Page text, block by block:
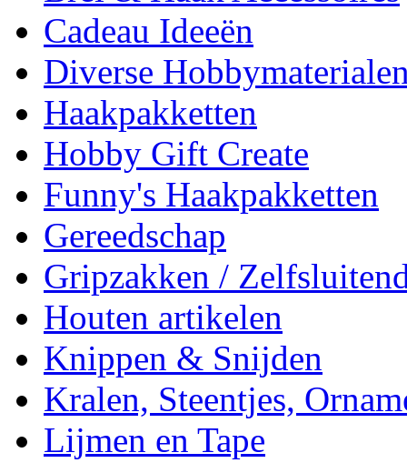
Cadeau Ideeën
Diverse
Haakpakketten
Hobby Gift Create
Funny's Haakpakketten
Gereedschap
Gripzakken /
Houten artikelen
Knippen & Snijden
Kralen, Steentjes,
Lijmen en Tape